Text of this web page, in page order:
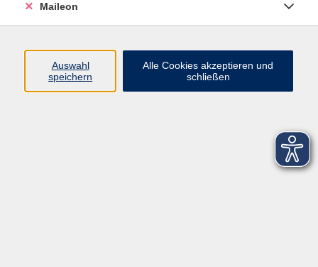
Maileon
Auswahl
speichern
Alle Cookies akzeptieren und
schließen